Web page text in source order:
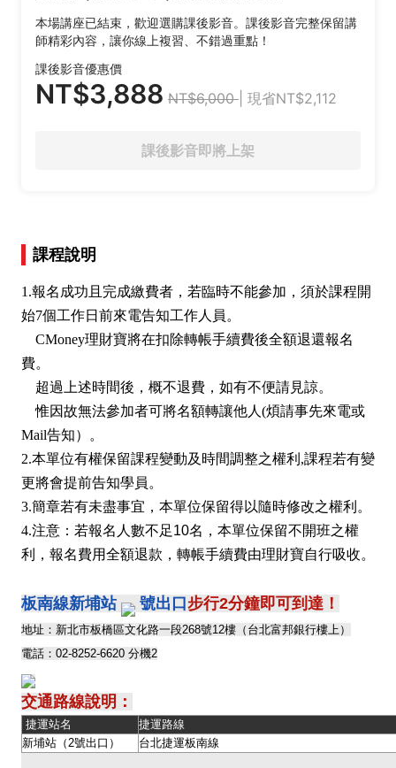
本場講座已結束，歡迎選購課後影音。課後影音完整保留講
師精彩內容，讓你線上複習、不錯過重點！
課後影音優惠價
NT$3,888 NT$6,000 | 現省NT$2,112
課後影音即將上架
課程說明
1.報名成功且完成繳費者，若臨時不能參加，須於課程開
始7個工作日前來電告知工作人員。
CMoney理財寶將在扣除轉帳手續費後全額退還報名
費。
超過上述時間後，概不退費，如有不便請見諒。
惟因故無法參加者可將名額轉讓他人(煩請事先來電或
Mail告知）。
2.本單位有權保留課程變動及時間調整之權利,課程若有變
更將會提前告知學員。
3.簡章若有未盡事宜，本單位保留得以隨時修改之權利。
4.注意： 若報名人數不足10名，本單位保留不開班之權
利，報名費用全額退款，轉帳手續費由理財寶自行吸收。
板南線新埔站 號出口 步行2分鐘即可到達！
地址：新北市板橋區文化路一段268號12樓（台北富邦銀行樓上）
電話：02-8252-6620 分機2
交通路線說明：
捷運站名
捷運路線
新埔站（2號出口）
台北捷運板南線